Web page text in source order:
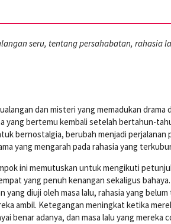
seru, tentang persahabatan, rahasia
dan misteri yang memadukan drama
yang bertemu kembali setelah bertahun-
bernostalgia, berubah menjadi
yang mengarah pada rahasia yang
ini memutuskan untuk mengikuti
yang penuh kenangan sekaligus bahaya.
yang diuji oleh masa lalu, rahasia yang
ambil. Ketegangan meningkat ketika
benar adanya, dan masa lalu yang mereka